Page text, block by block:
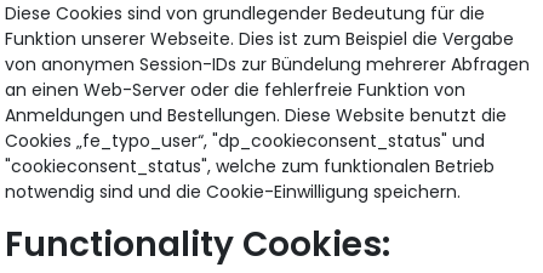
Diese Cookies sind von grundlegender Bedeutung für die
Funktion unserer Webseite. Dies ist zum Beispiel die Vergabe
von anonymen Session-IDs zur Bündelung mehrerer Abfragen
an einen Web-Server oder die fehlerfreie Funktion von
Anmeldungen und Bestellungen. Diese Website benutzt die
Cookies „fe_typo_user“, "dp_cookieconsent_status" und
"cookieconsent_status", welche zum funktionalen Betrieb
notwendig sind und die Cookie-Einwilligung speichern.
Functionality Cookies: